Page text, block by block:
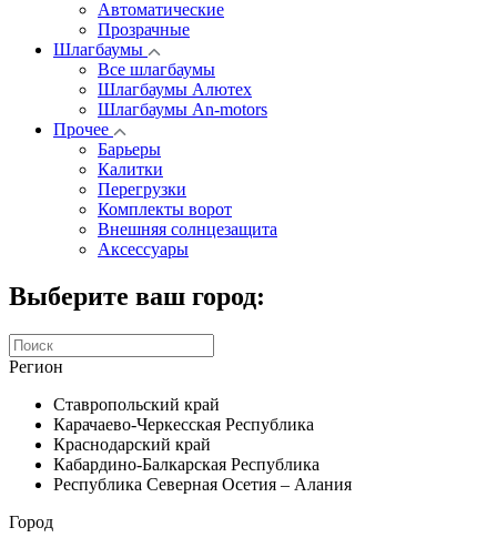
Автоматические
Прозрачные
Шлагбаумы
Все шлагбаумы
Шлагбаумы Алютех
Шлагбаумы An-motors
Прочее
Барьеры
Калитки
Перегрузки
Комплекты ворот
Внешняя солнцезащита
Аксессуары
Выберите ваш город:
Регион
Ставропольский край
Карачаево-Черкесская Республика
Краснодарский край
Кабардино-Балкарская Республика
Республика Северная Осетия – Алания
Город